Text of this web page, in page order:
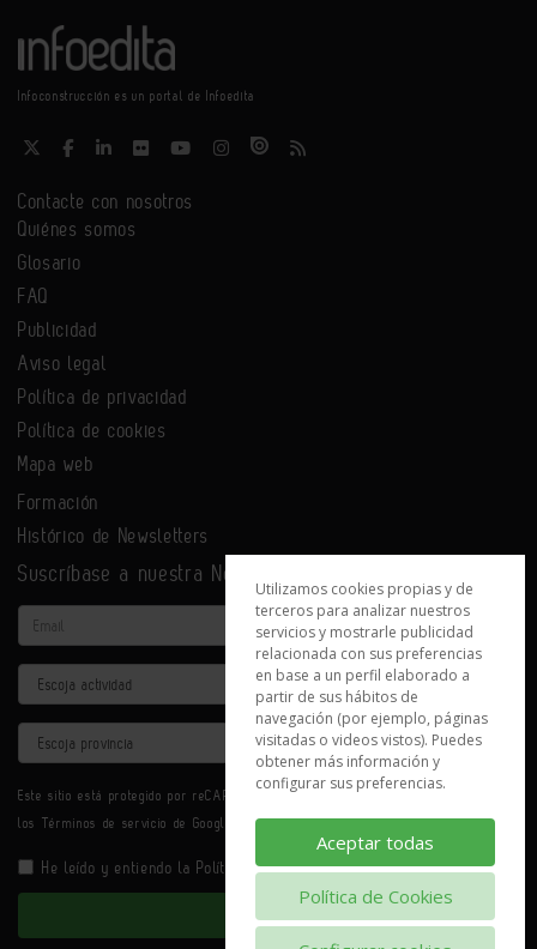
Infoconstrucción es un portal de Infoedita
Contacte con nosotros
Quiénes somos
Glosario
FAQ
Publicidad
Aviso legal
Política de privacidad
Política de cookies
Mapa web
Formación
Histórico de Newsletters
Suscríbase a nuestra Newsletter
Email
Actividad
Provincia
Este sitio está protegido por reCAPTCHA y se aplican la
los Términos de servicio de Google.
He leído y entiendo la Política de Privacidad
Enviar
Utilizamos cookies propias y de
terceros para analizar nuestros
servicios y mostrarle publicidad
relacionada con sus preferencias
en base a un perfil elaborado a
partir de sus hábitos de
navegación (por ejemplo, páginas
visitadas o videos vistos). Puedes
obtener más información y
configurar sus preferencias.
Aceptar todas
Política de Cookies